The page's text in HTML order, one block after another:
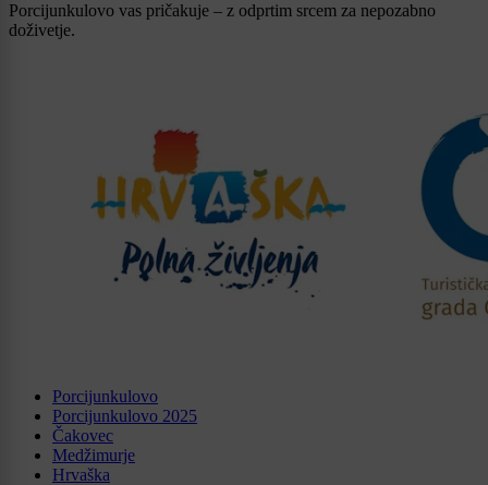
Porcijunkulovo vas pričakuje – z odprtim srcem za nepozabno
doživetje.
Porcijunkulovo
Porcijunkulovo 2025
Čakovec
Medžimurje
Hrvaška